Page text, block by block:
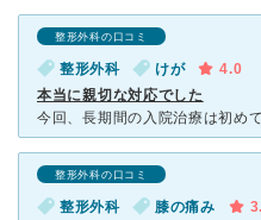
整形外科の口コミ
整形外科 けが
4.0
本当に親切な対応でした
整形外科の口コミ
整形外科 膝の痛み